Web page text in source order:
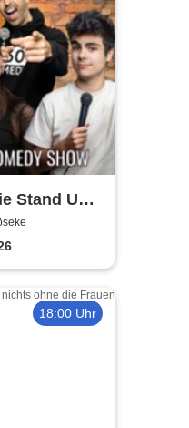
Stand Up
18:00 Uhr